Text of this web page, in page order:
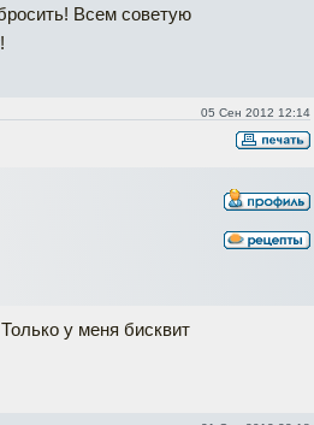
Всем советую
05 Сен 2012 12:14
у меня бисквит